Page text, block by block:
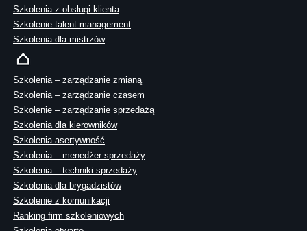
Szkolenia z obsługi klienta
Szkolenie talent management
Szkolenia dla mistrzów
Szkolenia – zarządzanie zmianą
Szkolenia – zarządzanie czasem
Szkolenie – zarządzanie sprzedażą
Szkolenia dla kierowników
Szkolenia asertywność
Szkolenia – menedżer sprzedaży
Szkolenia – techniki sprzedaży
Szkolenia dla brygadzistów
Szkolenie z komunikacji
Ranking firm szkoleniowych